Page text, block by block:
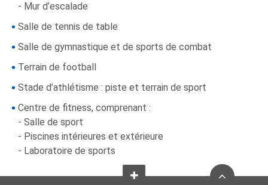
- Mur d’escalade
Salle de tennis de table
Salle de gymnastique et de sports de combat
Terrain de football
Stade d’athlétisme : piste et terrain de sport
Centre de fitness, comprenant :
- Salle de sport
- Piscines intérieures et extérieure
- Laboratoire de sports